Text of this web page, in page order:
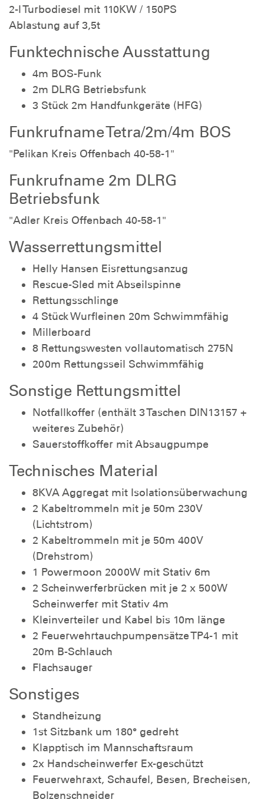
2-l Turbodiesel mit 110KW / 150PS
Ablastung auf 3,5t
Funktechnische Ausstattung
4m BOS-Funk
2m DLRG Betriebsfunk
3 Stück 2m Handfunkgeräte (HFG)
Funkrufname Tetra/2m/4m BOS
"Pelikan Kreis Offenbach 40-58-1"
Funkrufname 2m DLRG
Betriebsfunk
"Adler Kreis Offenbach 40-58-1"
Wasserrettungsmittel
Helly Hansen Eisrettungsanzug
Rescue-Sled mit Abseilspinne
Rettungsschlinge
4 Stück Wurfleinen 20m Schwimmfähig
Millerboard
8 Rettungswesten vollautomatisch 275N
200m Rettungsseil Schwimmfähig
Sonstige Rettungsmittel
Notfallkoffer (enthält 3 Taschen DIN13157 +
weiteres Zubehör)
Sauerstoffkoffer mit Absaugpumpe
Technisches Material
8KVA Aggregat mit Isolationsüberwachung
2 Kabeltrommeln mit je 50m 230V
(Lichtstrom)
2 Kabeltrommeln mit je 50m 400V
(Drehstrom)
1 Powermoon 2000W mit Stativ 6m
2 Scheinwerferbrücken mit je 2 x 500W
Scheinwerfer mit Stativ 4m
Kleinverteiler und Kabel bis 10m länge
2 Feuerwehrtauchpumpensätze TP4-1 mit
20m B-Schlauch
Flachsauger
Sonstiges
Standheizung
1st Sitzbank um 180° gedreht
Klapptisch im Mannschaftsraum
2x Handscheinwerfer Ex-geschützt
Feuerwehraxt, Schaufel, Besen, Brecheisen,
Bolzenschneider